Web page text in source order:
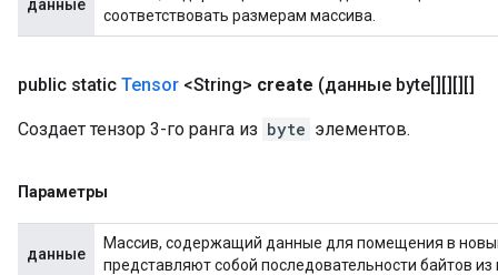
данные
соответствовать размерам массива.
public static Tensor <String> create (данные byte[][][][]
Создает тензор 3-го ранга из byte элементов.
Параметры
данные
Массив, содержащий данные для помещения в
представляют собой последовательности байтов